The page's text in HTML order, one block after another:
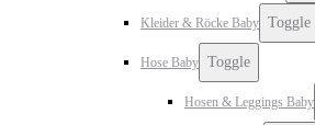
Kleider & Röcke Baby Toggle
Hose Baby Toggle
Hosen & Leggings Baby